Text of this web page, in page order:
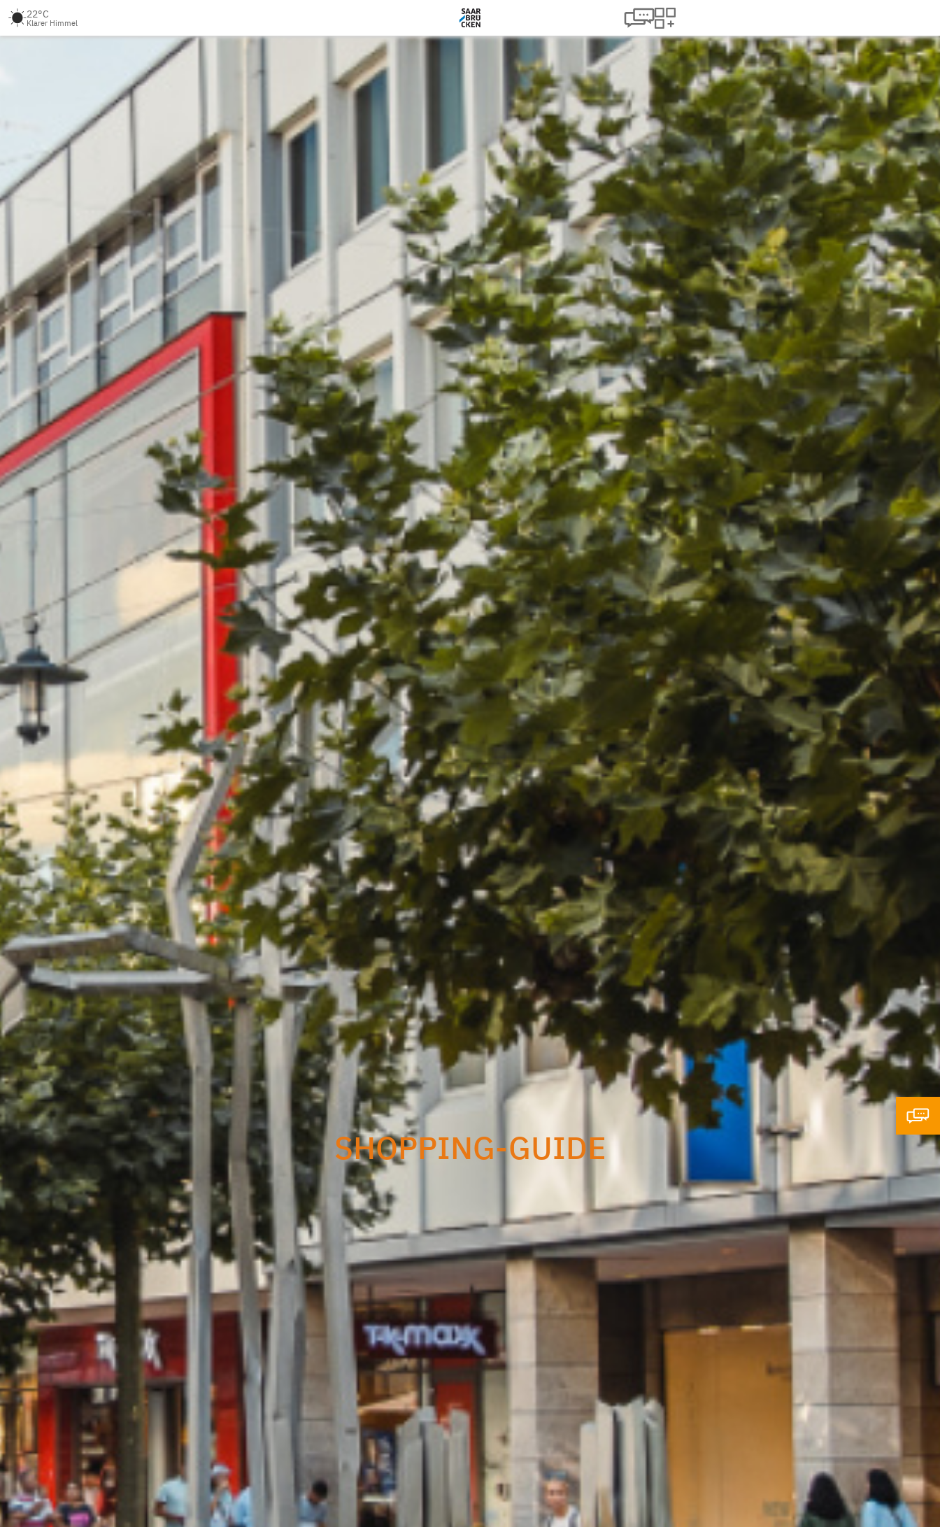
22°C
Klarer Himmel
SHOPPING-GUIDE